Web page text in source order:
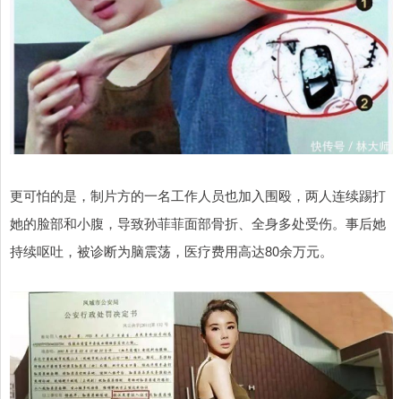
更可怕的是，制片方的一名工作人员也加入围殴，两人连续踢打
她的脸部和小腹，导致孙菲菲面部骨折、全身多处受伤。事后她
持续呕吐，被诊断为脑震荡，医疗费用高达80余万元。